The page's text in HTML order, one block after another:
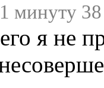
минуту
я не